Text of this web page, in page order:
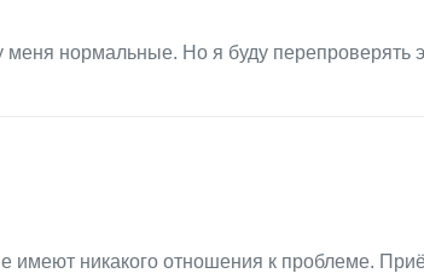
меня нормальные. Но я буду перепроверять
имеют никакого отношения к проблеме.